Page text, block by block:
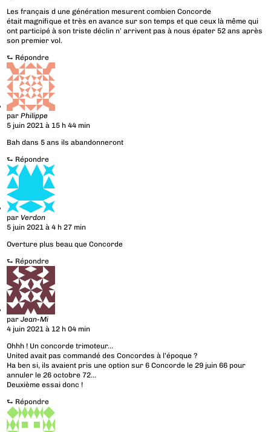
Les français d une génération mesurent combien Concorde
était magnifique et très en avance sur son temps et que ceux là même qui
ont participé à son triste déclin n’ arrivent pas à nous épater 52 ans après
son premier vol.
⮑ Répondre
parPhilippe
5 juin 2021 à 15 h 44 min
Bah dans 5 ans ils abandonneront
⮑ Répondre
parVerdon
5 juin 2021 à 4 h 27 min
Overture plus beau que Concorde
⮑ Répondre
parJean-Mi
4 juin 2021 à 12 h 04 min
Ohhh ! Un concorde trimoteur…
United avait pas commandé des Concordes à l’époque ?
Ha ben si, ils avaient pris une option sur 6 Concorde le 29 juin 66 pour
annuler le 26 octobre 72…
Deuxième essai donc !
⮑ Répondre